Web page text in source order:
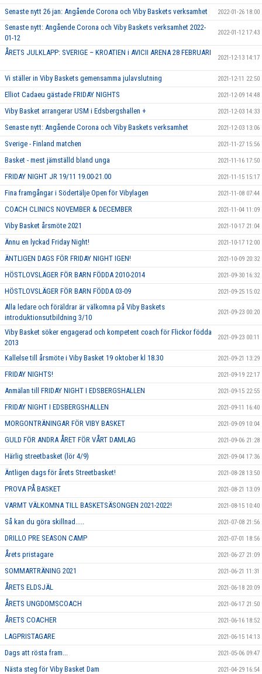
Senaste nytt 26 jan: Angående Corona och Viby Baskets verksamhet 2022-01-26 18:00
Senaste nytt: Angående Corona och Viby Baskets verksamhet 2022-
01-12
2022-01-12 17:43
ÅRETS JULKLAPP: SVERIGE – KROATIEN i AVICII ARENA 28 FEBRUARI
2021-12-13 14:17
Vi ställer in Viby Baskets gemensamma julavslutning 2021-12-11 22:50
Elliot Cadaeu gästade FRIDAY NIGHTS 2021-12-09 14:48
Viby Basket arrangerar USM i Edsbergshallen + 2021-12-03 14:33
Senaste nytt: Angående Corona och Viby Baskets verksamhet 2021-12-03 13:06
Sverige - Finland matchen 2021-11-27 15:56
Basket - mest jämställd bland unga 2021-11-16 17:50
FRIDAY NIGHT JR 19/11 19.00-21.00 2021-11-15 15:17
Fina framgångar i Södertälje Open för Vibylagen 2021-11-08 07:44
COACH CLINICS NOVEMBER & DECEMBER 2021-11-04 11:09
Viby Basket årsmöte 2021 2021-10-17 21:04
Ännu en lyckad Friday Night! 2021-10-17 12:00
ÄNTLIGEN DAGS FÖR FRIDAY NIGHT IGEN! 2021-10-09 20:32
HÖSTLOVSLÄGER FÖR BARN FÖDDA 2010-2014 2021-09-30 16:32
HÖSTLOVSLÄGER FÖR BARN FÖDDA 03-09 2021-09-25 15:02
Alla ledare och föräldrar är välkomna på Viby Baskets
introduktionsutbildning 3/10
2021-09-23 00:20
Viby Basket söker engagerad och kompetent coach för Flickor födda
2013
2021-09-23 00:11
Kallelse till årsmöte i Viby Basket 19 oktober kl 18.30 2021-09-21 13:29
FRIDAY NIGHTS! 2021-09-19 22:17
Anmälan till FRIDAY NIGHT I EDSBERGSHALLEN 2021-09-15 22:55
FRIDAY NIGHT I EDSBERGSHALLEN 2021-09-11 16:40
MORGONTRÄNINGAR FÖR VIBY BASKET 2021-09-09 10:04
GULD FÖR ANDRA ÅRET FÖR VÅRT DAMLAG 2021-09-06 21:28
Härlig streetbasket (lör 4/9) 2021-09-04 17:36
Äntligen dags för årets Streetbasket! 2021-08-28 13:50
PROVA PÅ BASKET 2021-08-21 13:09
VARMT VÄLKOMNA TILL BASKETSÄSONGEN 2021-2022! 2021-08-15 10:40
Så kan du göra skillnad..... 2021-07-08 21:56
DRILLO PRE SEASON CAMP 2021-07-01 18:56
Årets pristagare 2021-06-27 21:09
SOMMARTRÄNING 2021 2021-06-21 11:31
ÅRETS ELDSJÄL 2021-06-18 20:09
ÅRETS UNGDOMSCOACH 2021-06-17 21:50
ÅRETS COACHER 2021-06-16 18:52
LAGPRISTAGARE 2021-06-15 14:13
Dags att rösta fram... 2021-05-06 09:47
Nästa steg för Viby Basket Dam 2021-04-29 16:54